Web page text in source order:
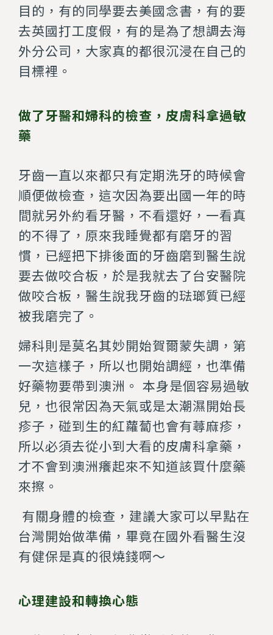
目的，有的同學要去美國念書，有的要
去英國打工度假，有的是為了想調去海
外分公司，大家真的都很沉浸在自己的
目標裡。
做了牙醫和婦科的檢查，皮膚科拿過敏
藥
牙齒一直以來都只有定期洗牙的時候會
順便做檢查，這次因為要出國一年的時
間就另外約看牙醫，不看還好，一看真
的不得了，原來我睡覺都有磨牙的習
慣，已經把下排後面的牙齒磨到醫生說
要去做咬合板，於是我就去了台安醫院
做咬合板，醫生說我牙齒的琺瑯質已經
被我磨完了。
婦科則是莫名其妙開始賀爾蒙失調，第
一次這樣子，所以也開始調經，也準備
好藥物要帶到澳洲。 本身是個容易過敏
兒，也很常因為天氣或是太潮濕開始長
疹子，碰到生的紅蘿蔔也會有蕁麻疹，
所以必須去從小到大看的皮膚科拿藥，
才不會到澳洲癢起來不知道該買什麼藥
來擦。
有關身體的檢查，建議大家可以早點在
台灣開始做準備，畢竟在國外看醫生沒
有健保是真的很燒錢啊～
心理建設和轉換心態